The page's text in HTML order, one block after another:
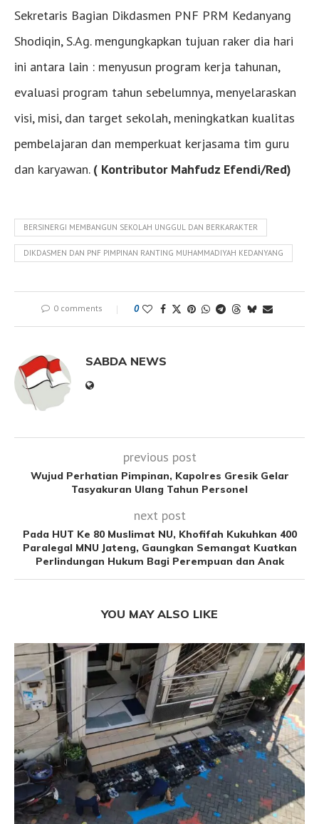
Sekretaris Bagian Dikdasmen PNF PRM Kedanyang
Shodiqin, S.Ag. mengungkapkan tujuan raker dia hari
ini antara lain : menyusun program kerja tahunan,
evaluasi program tahun sebelumnya, menyelaraskan
visi, misi, dan target sekolah, meningkatkan kualitas
pembelajaran dan memperkuat kerjasama tim guru
dan karyawan. ( Kontributor Mahfudz Efendi/Red)
BERSINERGI MEMBANGUN SEKOLAH UNGGUL DAN BERKARAKTER
DIKDASMEN DAN PNF PIMPINAN RANTING MUHAMMADIYAH KEDANYANG
0 comments 0
SABDA NEWS
previous post
Wujud Perhatian Pimpinan, Kapolres Gresik Gelar
Tasyakuran Ulang Tahun Personel
next post
Pada HUT Ke 80 Muslimat NU, Khofifah Kukuhkan 400
Paralegal MNU Jateng, Gaungkan Semangat Kuatkan
Perlindungan Hukum Bagi Perempuan dan Anak
YOU MAY ALSO LIKE